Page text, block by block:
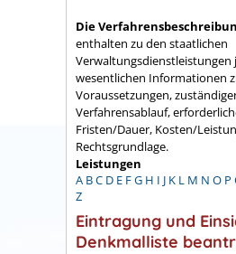
Die
enthalten zu den staatlichen
Verwaltungsdienstleistungen
wesentlichen Informationen
Voraussetzungen,
Verfahrensablauf,
Fristen/Dauer, Kosten/
Rechtsgrundlage.
Leistungen
A BC D E FG H I J K L M N O P
Z
Eintragung und
Denkmalliste